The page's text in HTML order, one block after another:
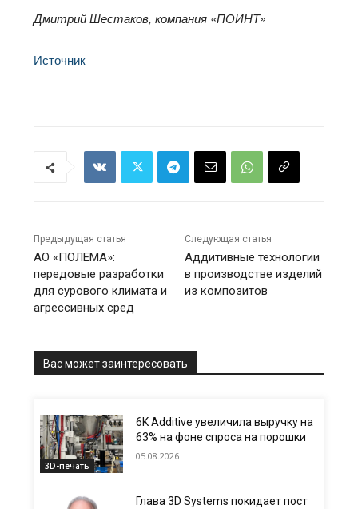
Дмитрий Шестаков, компания «ПОИНТ»
Источник
Предыдущая статья
АО «ПОЛЕМА»:
передовые разработки
для сурового климата и
агрессивных сред
Следующая статья
Аддитивные технологии
в производстве изделий
из композитов
Вас может заинтересовать
3D-печать
6K Additive увеличила выручку на
63% на фоне спроса на порошки
05.08.2026
Глава 3D Systems покидает пост